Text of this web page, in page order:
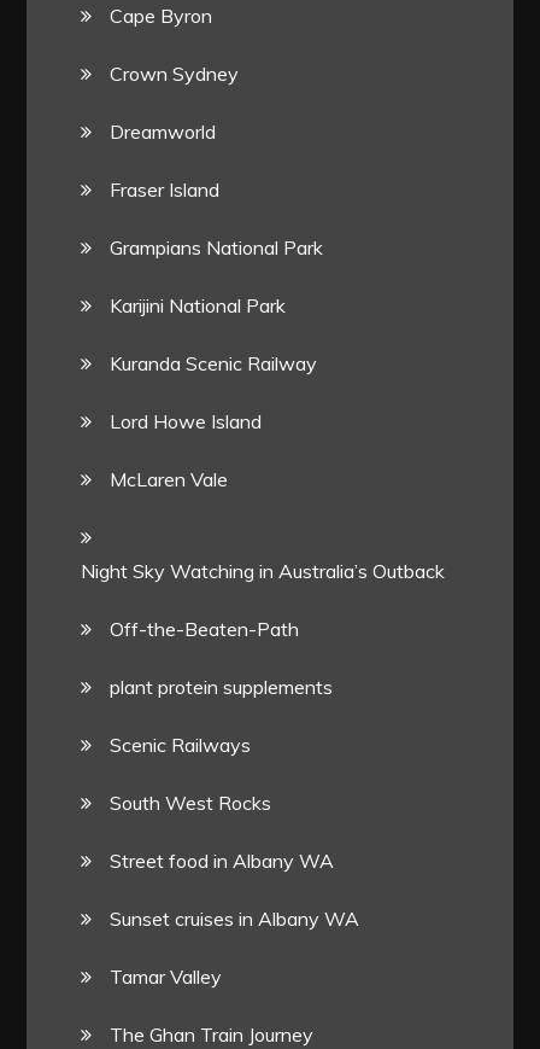
Cape Byron
Crown Sydney
Dreamworld
Fraser Island
Grampians National Park
Karijini National Park
Kuranda Scenic Railway
Lord Howe Island
McLaren Vale
Night Sky Watching in Australia’s Outback
Off-the-Beaten-Path
plant protein supplements
Scenic Railways
South West Rocks
Street food in Albany WA
Sunset cruises in Albany WA
Tamar Valley
The Ghan Train Journey